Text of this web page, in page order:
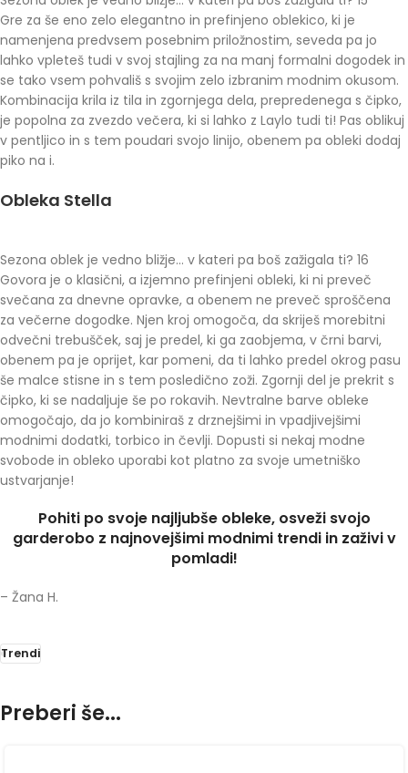
Gre za še eno zelo elegantno in prefinjeno oblekico, ki je
namenjena predvsem posebnim priložnostim, seveda pa jo
lahko vpleteš tudi v svoj stajling za na manj formalni dogodek in
se tako vsem pohvališ s svojim zelo izbranim modnim okusom.
Kombinacija krila iz tila in zgornjega dela, prepredenega s čipko,
je popolna za zvezdo večera, ki si lahko z Laylo tudi ti! Pas oblikuj
v pentljico in s tem poudari svojo linijo, obenem pa obleki dodaj
piko na i.
Obleka Stella
Sezona oblek je vedno bližje… v kateri pa boš zažigala ti? 16
Govora je o klasični, a izjemno prefinjeni obleki, ki ni preveč
svečana za dnevne opravke, a obenem ne preveč sproščena
za večerne dogodke. Njen kroj omogoča, da skriješ morebitni
odvečni trebušček, saj je predel, ki ga zaobjema, v črni barvi,
obenem pa je oprijet, kar pomeni, da ti lahko predel okrog pasu
še malce stisne in s tem posledično zoži. Zgornji del je prekrit s
čipko, ki se nadaljuje še po rokavih. Nevtralne barve obleke
omogočajo, da jo kombiniraš z drznejšimi in vpadjivejšimi
modnimi dodatki, torbico in čevlji. Dopusti si nekaj modne
svobode in obleko uporabi kot platno za svoje umetniško
ustvarjanje!
Pohiti po svoje najljubše obleke, osveži svojo
garderobo z najnovejšimi modnimi trendi in zaživi v
pomladi!
– Žana H.
Trendi
Preberi še...